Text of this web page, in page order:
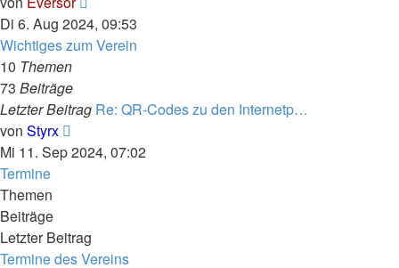
Beitrag
Di 6. Aug 2024, 09:53
Wichtiges zum Verein
10 Themen
73 Beiträge
Letzter Beitrag Re: QR-Codes zu den Internetp…
von Styrx
Beitrag
Mi 11. Sep 2024, 07:02
Termine
Themen
Beiträge
Letzter Beitrag
Termine des Vereins